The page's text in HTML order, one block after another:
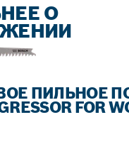
О
ПИЛЬНОЕ
FOR